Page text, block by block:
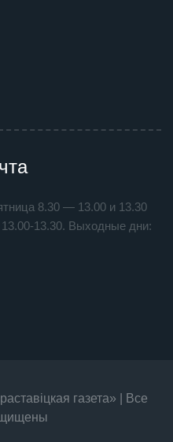
8.30 — 13.00 и 13.30
13.30. Выходные дни:
газета» | Все